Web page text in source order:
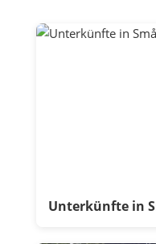
Unterkünfte in